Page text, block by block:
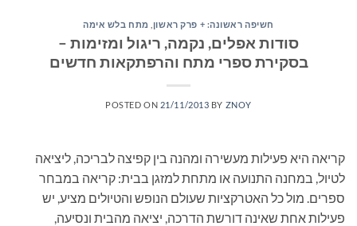
חשיפה ראשונה: + פרק ראשון מתח בלש אימה
סודות אפלים, נקמה, ריגול ומזימות –
בסקירת ספרי מתח והרפתקאות חדשים
POSTED ON 21/11/2013 BY ZNOY
קריאה היא פעילות מעשירה ומהנה בין קפיצה לבריכה, ליציאה
לטיול, במחנה התנועה או מתחת למזגן בבית: קריאה במבחר
ספרים. מול כל האטרקציות שעולם הנופש והטיולים מציע, יש
פעילות אחת שאינה דורשת הדרכה, יציאה מהבית ונסיעה,